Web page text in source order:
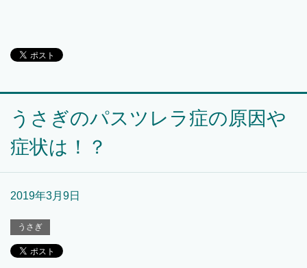
うさぎのパスツレラ症の原因や
症状は！？
2019年3月9日
うさぎ